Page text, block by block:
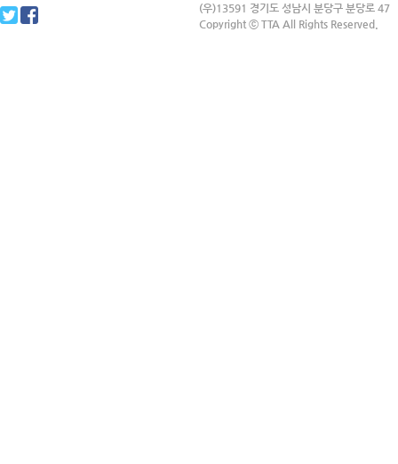
(우)13591 경기도 성남시 분당구 분당로
Copyright ⓒ TTA All Rights Reserved.